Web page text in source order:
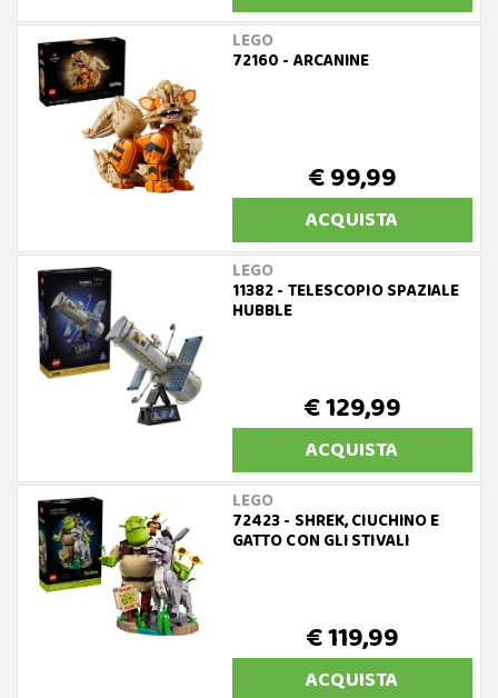
LEGO
72160 - ARCANINE
€ 99,99
ACQUISTA
LEGO
11382 - TELESCOPIO SPAZIALE
HUBBLE
€ 129,99
ACQUISTA
LEGO
72423 - SHREK, CIUCHINO E
GATTO CON GLI STIVALI
€ 119,99
ACQUISTA